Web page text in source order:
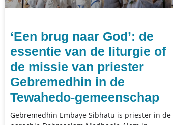
‘Een brug naar God’: de
essentie van de liturgie of
de missie van priester
Gebremedhin in de
Tewahedo-gemeenschap
Gebremedhin Embaye Sibhatu is priester in de